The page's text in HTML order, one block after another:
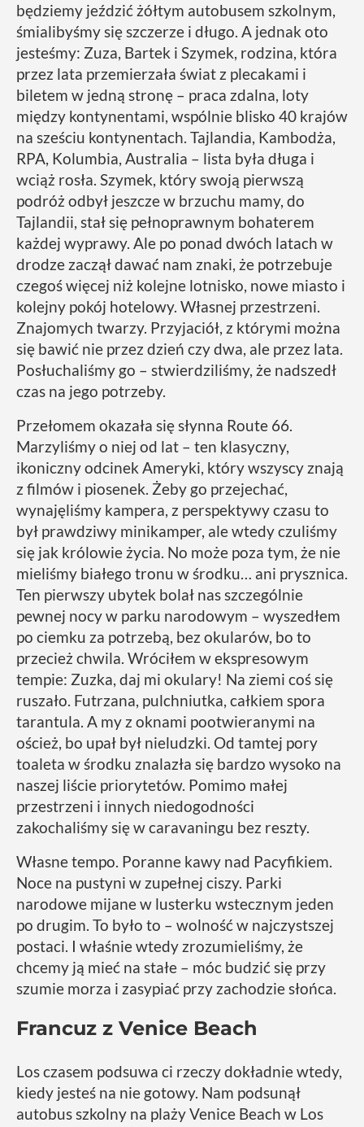
będziemy jeździć żółtym autobusem szkolnym,
śmialibyśmy się szczerze i długo. A jednak oto
jesteśmy: Zuza, Bartek i Szymek, rodzina, która
przez lata przemierzała świat z plecakami i
biletem w jedną stronę – praca zdalna, loty
między kontynentami, wspólnie blisko 40 krajów
na sześciu kontynentach. Tajlandia, Kambodża,
RPA, Kolumbia, Australia – lista była długa i
wciąż rosła. Szymek, który swoją pierwszą
podróż odbył jeszcze w brzuchu mamy, do
Tajlandii, stał się pełnoprawnym bohaterem
każdej wyprawy. Ale po ponad dwóch latach w
drodze zaczął dawać nam znaki, że potrzebuje
czegoś więcej niż kolejne lotnisko, nowe miasto i
kolejny pokój hotelowy. Własnej przestrzeni.
Znajomych twarzy. Przyjaciół, z którymi można
się bawić nie przez dzień czy dwa, ale przez lata.
Posłuchaliśmy go – stwierdziliśmy, że nadszedł
czas na jego potrzeby.
Przełomem okazała się słynna Route 66.
Marzyliśmy o niej od lat – ten klasyczny,
ikoniczny odcinek Ameryki, który wszyscy znają
z filmów i piosenek. Żeby go przejechać,
wynajęliśmy kampera, z perspektywy czasu to
był prawdziwy minikamper, ale wtedy czuliśmy
się jak królowie życia. No może poza tym, że nie
mieliśmy białego tronu w środku… ani prysznica.
Ten pierwszy ubytek bolał nas szczególnie
pewnej nocy w parku narodowym – wyszedłem
po ciemku za potrzebą, bez okularów, bo to
przecież chwila. Wróciłem w ekspresowym
tempie: Zuzka, daj mi okulary! Na ziemi coś się
ruszało. Futrzana, pulchniutka, całkiem spora
tarantula. A my z oknami pootwieranymi na
oścież, bo upał był nieludzki. Od tamtej pory
toaleta w środku znalazła się bardzo wysoko na
naszej liście priorytetów. Pomimo małej
przestrzeni i innych niedogodności
zakochaliśmy się w caravaningu bez reszty.
Własne tempo. Poranne kawy nad Pacyfikiem.
Noce na pustyni w zupełnej ciszy. Parki
narodowe mijane w lusterku wstecznym jeden
po drugim. To było to – wolność w najczystszej
postaci. I właśnie wtedy zrozumieliśmy, że
chcemy ją mieć na stałe – móc budzić się przy
szumie morza i zasypiać przy zachodzie słońca.
Francuz z Venice Beach
Los czasem podsuwa ci rzeczy dokładnie wtedy,
kiedy jesteś na nie gotowy. Nam podsunął
autobus szkolny na plaży Venice Beach w Los